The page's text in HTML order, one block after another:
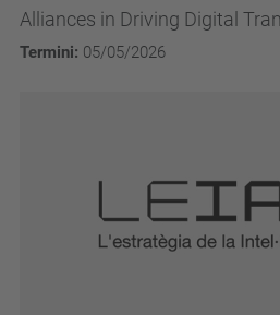
Alliances in Driving Digital
Innovating Future Teaching
Termini: 05/05/2026